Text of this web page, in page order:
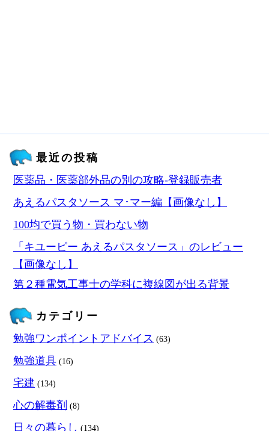
最近の投稿
医薬品・医薬部外品の別の攻略‐登録販売者
あえるパスタソース マ･マー編【画像なし】
100均で買う物・買わない物
「キユーピー あえるパスタソース」のレビュー
【画像なし】
第２種電気工事士の学科に複線図が出る背景
カテゴリー
勉強ワンポイントアドバイス (63)
勉強道具 (16)
宅建 (134)
心の解毒剤 (8)
日々の暮らし (134)